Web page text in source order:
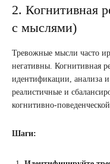
2. Когнитивная
с мыслями)
Тревожные мысли часто
негативны. Когнитивная
идентификации, анализа
реалистичные и
когнитивно-
Шаги: